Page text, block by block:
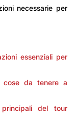
necessarie per
essenziali per
cose da tenere a
del tour